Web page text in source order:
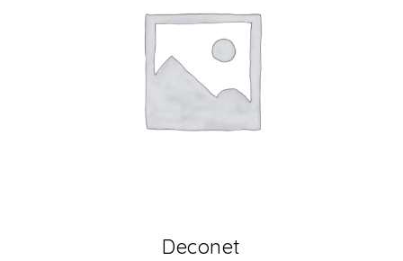
Deconet